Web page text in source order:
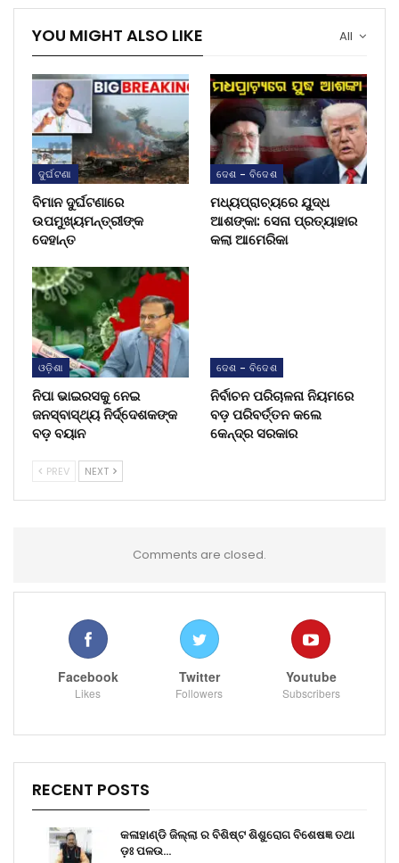
All
YOU MIGHT ALSO LIKE
ଦୁର୍ଘଟଣା
ବିମାନ ଦୁର୍ଘଟଣାରେ
ଉପମୁଖ୍ୟମନ୍ତ୍ରୀଙ୍କ
ଦେହାନ୍ତ
ଦେଶ - ବିଦେଶ
ମଧ୍ୟପ୍ରାଚ୍ୟରେ ଯୁଦ୍ଧ
ଆଶଙ୍କା: ସେନା ପ୍ରତ୍ୟାହାର
କଲା ଆମେରିକା
ଓଡ଼ିଶା
ନିପା ଭାଇରସକୁ ନେଇ
ଜନସ୍ବାସ୍ଥ୍ୟ ନିର୍ଦ୍ଦେଶକଙ୍କ
ବଡ଼ ବୟାନ
ଦେଶ - ବିଦେଶ
ନିର୍ବାଚନ ପରିଚାଳନା ନିୟମରେ
ବଡ଼ ପରିବର୍ତ୍ତନ କଲେ
କେନ୍ଦ୍ର ସରକାର
PREV NEXT
Comments are closed.
Facebook
Likes
Twitter
Followers
Youtube
Subscribers
RECENT POSTS
କଳାହାଣ୍ଡି ଜିଲ୍ଲା ର ବିଶିଷ୍ଟ ଶିଶୁରୋଗ ବିଶେଷଜ୍ଞ ତଥା
ଡ଼ଃ ପଳଉ…